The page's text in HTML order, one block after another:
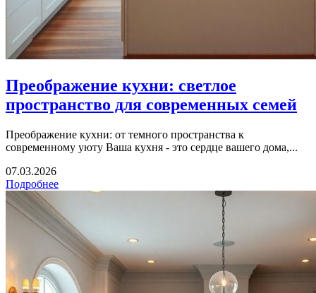
Преображение кухни: светлое
пространство для современных семей
Преображение кухни: от темного пространства к
современному уюту Ваша кухня - это сердце вашего дома,...
07.03.2026
Подробнее